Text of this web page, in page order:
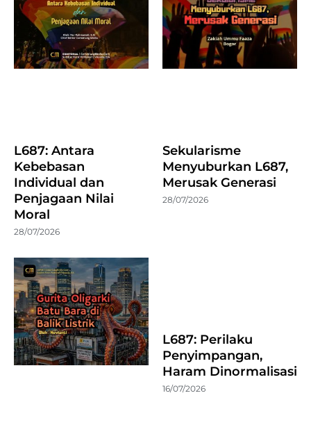
L687: Antara
Kebebasan
Individual dan
Penjagaan Nilai
Moral
28/07/2026
Sekularisme
Menyuburkan L687,
Merusak Generasi
28/07/2026
L687: Perilaku
Penyimpangan,
Haram Dinormalisasi
16/07/2026